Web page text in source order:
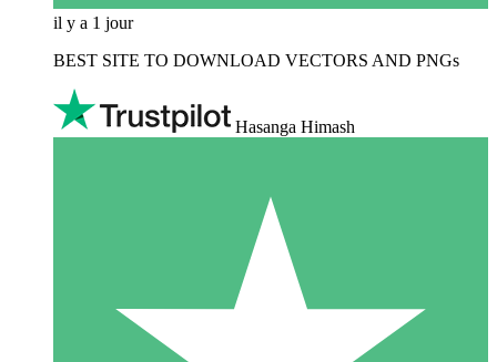
il y a 1 jour
BEST SITE TO DOWNLOAD VECTORS AND PNGs
Hasanga Himash